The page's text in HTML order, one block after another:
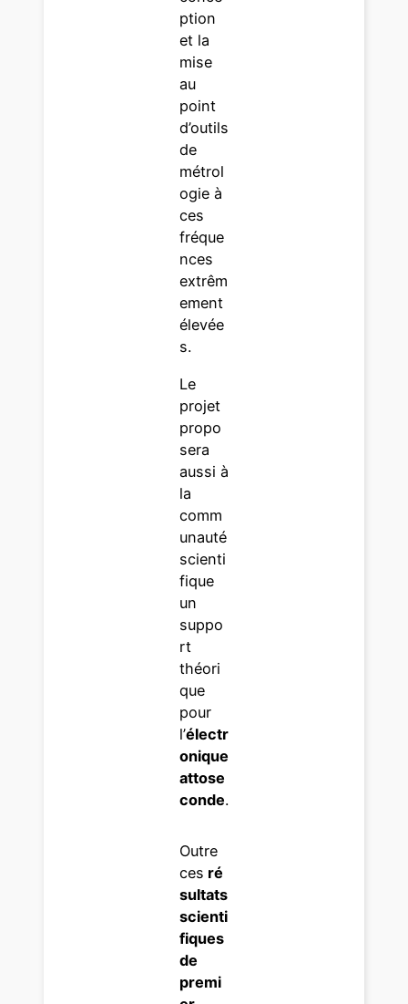
ption
et la
mise
au
point
d’outils
de
métrol
ogie à
ces
fréque
nces
extrêm
ement
élevée
s.
Le
projet
propo
sera
aussi à
la
comm
unauté
scienti
fique
un
suppo
rt
théori
que
pour
l’électr
onique
attose
conde.
Outre
ces ré
sultats
scienti
fiques
de
premi